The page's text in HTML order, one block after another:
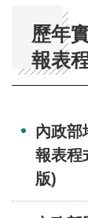
歷年
報表
內政部
報表程
版)